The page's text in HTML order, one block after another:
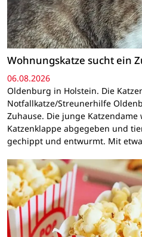
Wohnungskatze sucht ein
06.08.2026
Oldenburg in Holstein. Die
Notfallkatze/Streunerhilfe
Zuhause. Die junge
Katzenklappe abgegeben und
gechippt und entwurmt. Mit